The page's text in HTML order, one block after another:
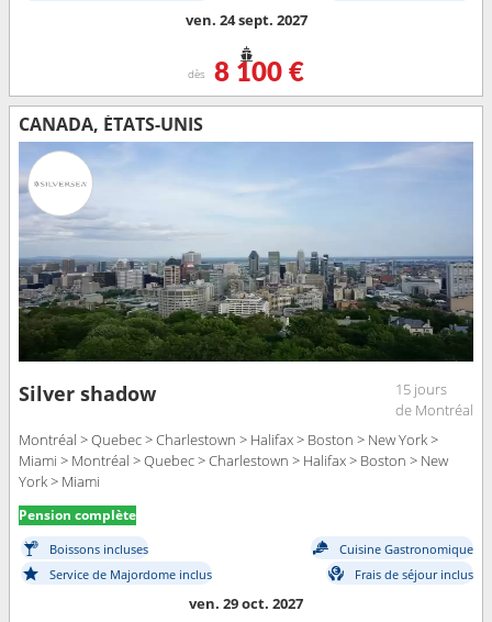
ven. 24 sept. 2027
dès 8 100 €
CANADA, ÉTATS-UNIS
Silver shadow
15 jours
de Montréal
Montréal > Quebec > Charlestown > Halifax > Boston > New York >
Miami > Montréal > Quebec > Charlestown > Halifax > Boston > New
York > Miami
Pension complète
Boissons incluses
Cuisine Gastronomique
Service de Majordome inclus
Frais de séjour inclus
ven. 29 oct. 2027